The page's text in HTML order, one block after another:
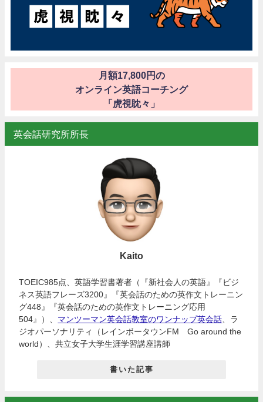
月額17,800円の
オンライン英語コーチング
「虎視眈々」
英会話研究所所長
Kaito
TOEIC985点、英語学習書著者（『新社会人の英語』『ビジ
ネス英語フレーズ3200』『英会話のための英作文トレーニン
グ448』『英会話のための英作文トレーニング応用
504』）、 マンツーマン英会話教室のワンナップ英会話 、ラ
ジオパーソナリティ（レインボータウンFM Go around the
world）、共立女子大学生涯学習講座講師
書いた記事